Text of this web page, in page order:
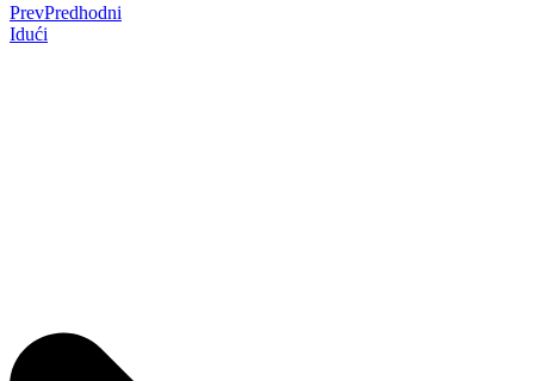
PrevPredhodni
Idući